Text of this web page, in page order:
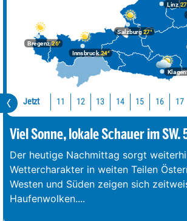
Bregenz26°
Innsbruck24°
Linz
Salzburg27°
Jetzt 11 12 13 14 15 16 17
Viel Sonne, lokale Schauer im SW.
Der heutige Nachmittag sorgt
Wettercharakter in weiten Teilen
Westen und Süden zeigen sich
Haufenwolken....